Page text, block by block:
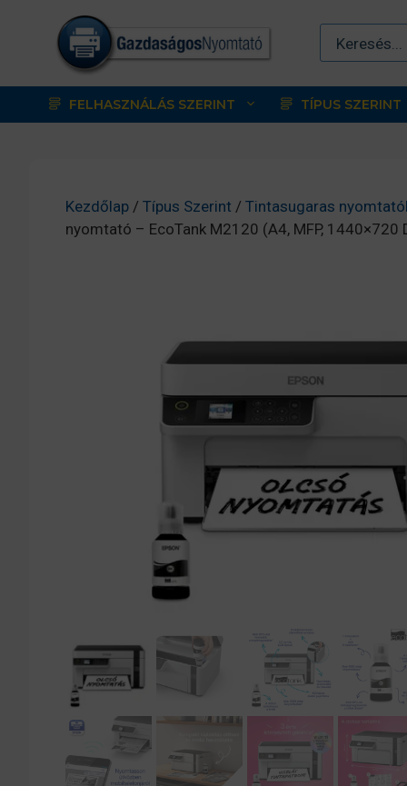
tartalomba
FELHASZNÁLÁS SZERINT TÍPUS SZERINT
Kezdőlap / Típus Szerint / Tintasugaras
nyomtató – EcoTank M2120 (A4, MFP, 1440×720